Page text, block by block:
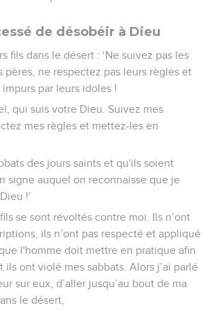
de désobéir à Dieu
fils dans le désert : ‘Ne suivez pas les
pères, ne respectez pas leurs règles et
par leurs idoles !
qui suis votre Dieu. Suivez mes
mes règles et mettez-les en
des jours saints et qu'ils soient
signe auquel on reconnaisse que je
!’
se sont révoltés contre moi. Ils n’ont
ils n’ont pas respecté et appliqué
l'homme doit mettre en pratique afin
ils ont violé mes sabbats. Alors j’ai parlé
sur eux, d’aller jusqu’au bout de ma
le désert,